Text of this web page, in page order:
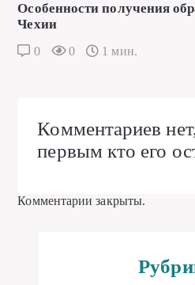
Особенности получения
Чехии
0 0 1 мин.
Комментариев
первым кто его
Комментарии закрыты.